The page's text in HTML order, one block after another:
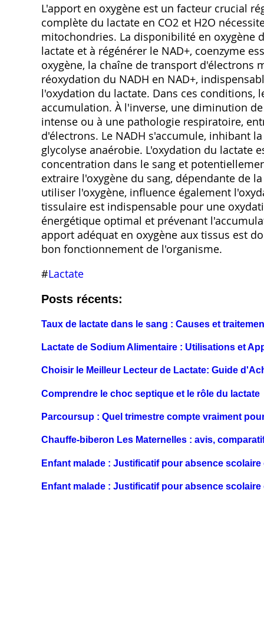
L'apport en oxygène est un facteur crucial
complète du lactate en CO2 et H2O
mitochondries. La disponibilité en oxygène
lactate et à régénérer le NAD+, coenzyme
oxygène, la chaîne de transport
réoxydation du NADH en NAD+,
l'oxydation du lactate. Dans ces
accumulation. À l'inverse, une diminution
intense ou à une pathologie respiratoire,
d'électrons. Le NADH s'accumule, inhibant
glycolyse anaérobie. L'oxydation du lactate
concentration dans le sang et
extraire l'oxygène du sang, dépendante de
utiliser l'oxygène, influence également
tissulaire est indispensable pour une
énergétique optimal et prévenant
apport adéquat en oxygène aux tissus est
bon fonctionnement de l'organisme.
#Lactate
Posts récents:
Taux de lactate dans le sang : Causes et
Lactate de Sodium Alimentaire : Utilisations et
Choisir le Meilleur Lecteur de Lactate: Guide
Comprendre le choc septique et le rôle du lactate
Parcoursup : Quel trimestre compte vraiment
Chauffe-biberon Les Maternelles : avis,
Enfant malade : Justificatif pour absence
Enfant malade : Justificatif pour absence